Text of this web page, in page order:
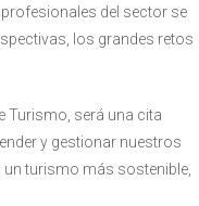
del sector se
los grandes retos
Turismo, será una cita
y gestionar nuestros
turismo más sostenible,